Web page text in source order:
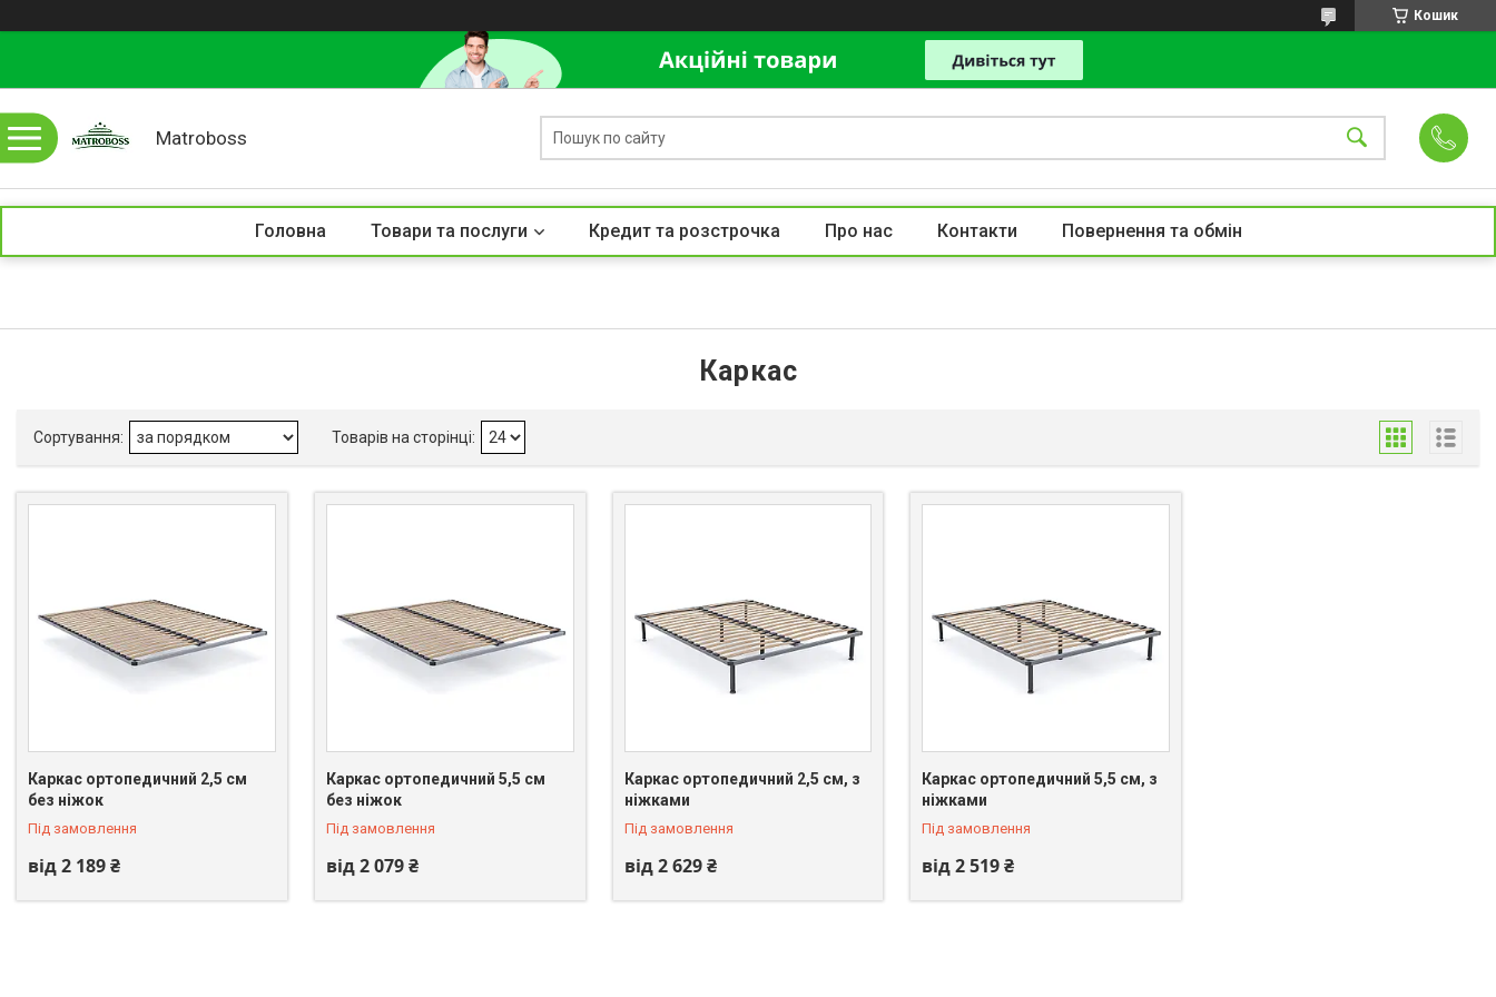
Кошик
Matroboss
Головна Товари та послуги Кредит та розстрочка Про нас Контакти Повернення та обмін
Каркас
Каркас ортопедичний 2,5 см
без ніжок
Під замовлення
від 2 189 ₴
Каркас ортопедичний 5,5 см
без ніжок
Під замовлення
від 2 079 ₴
Каркас ортопедичний 2,5 см, з
ніжками
Під замовлення
від 2 629 ₴
Каркас ортопедичний 5,5 см, з
ніжками
Під замовлення
від 2 519 ₴